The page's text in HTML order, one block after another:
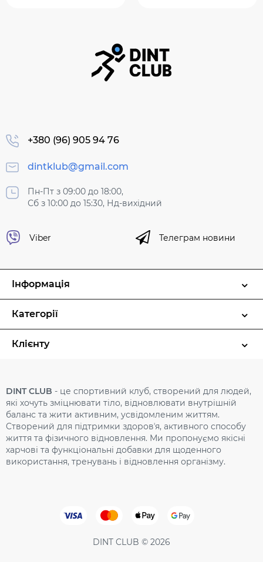
+380 (96) 905 94 76
dintklub@gmail.com
Пн-Пт з 09:00 до 18:00,
Сб з 10:00 до 15:30, Нд-вихідний
Viber Телеграм новини
Інформація
Категорії
Клієнту
DINT CLUB - це спортивний клуб, створений для людей,
які хочуть зміцнювати тіло, відновлювати внутрішній
баланс та жити активним, усвідомленим життям.
Cтворений для підтримки здоровʼя, активного способу
життя та фізичного відновлення. Ми пропонуємо якісні
харчові та функціональні добавки для щоденного
використання, тренувань і відновлення організму.
DINT CLUB © 2026